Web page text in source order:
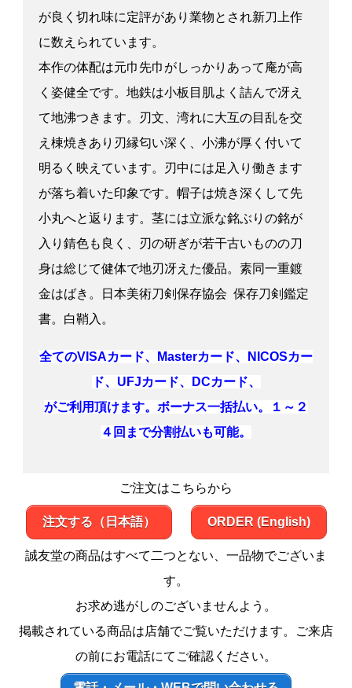
が良く切れ味に定評があり業物とされ新刀上作
に数えられています。
本作の体配は元巾先巾がしっかりあって庵が高
く姿健全です。地鉄は小板目肌よく詰んで冴え
て地沸つきます。刃文、湾れに大互の目乱を交
え棟焼きあり刃縁匂い深く、小沸が厚く付いて
明るく映えています。刃中には足入り働きます
が落ち着いた印象です。帽子は焼き深くして先
小丸へと返ります。茎には立派な銘ぶりの銘が
入り錆色も良く、刃の研ぎが若干古いものの刀
身は総じて健体で地刃冴えた優品。素同一重鍍
金はばき。日本美術刀剣保存協会 保存刀剣鑑定
書。白鞘入。
全てのVISAカード、Masterカード、NICOSカー
ド、UFJカード、DCカード、
がご利用頂けます。ボーナス一括払い。１～２
４回まで分割払いも可能。
ご注文はこちらから
注文する（日本語） ORDER (English)
誠友堂の商品はすべて二つとない、一品物でございま
す。
お求め逃がしのございませんよう。
掲載されている商品は店舗でご覧いただけます。ご来店
の前にお電話にてご確認ください。